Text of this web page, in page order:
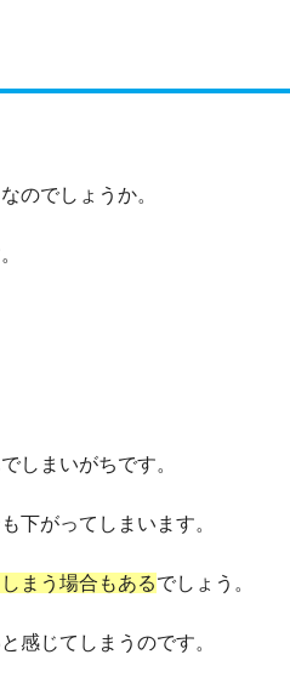
のでしょうか。
しまいがちです。
下がってしまいます。
まう場合もあるでしょう。
感じてしまうのです。